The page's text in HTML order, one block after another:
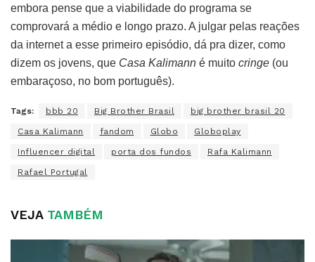
embora pense que a viabilidade do programa se
comprovará a médio e longo prazo. A julgar pelas reações
da internet a esse primeiro episódio, dá pra dizer, como
dizem os jovens, que Casa Kalimann é muito cringe (ou
embaraçoso, no bom português).
Tags: bbb 20 Big Brother Brasil big brother brasil 20
Casa Kalimann fandom Globo Globoplay
Influencer digital porta dos fundos Rafa Kalimann
Rafael Portugal
VEJATAMBÉM